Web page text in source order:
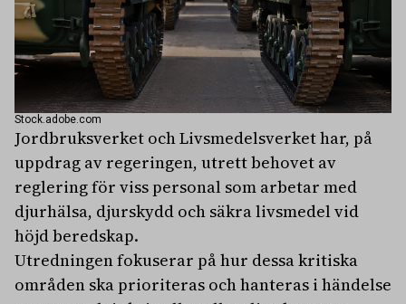
Stock.adobe.com
Jordbruksverket och Livsmedelsverket har, på
uppdrag av regeringen, utrett behovet av
reglering för viss personal som arbetar med
djurhälsa, djurskydd och säkra livsmedel vid
höjd beredskap.
Utredningen fokuserar på hur dessa kritiska
områden ska prioriteras och hanteras i händelse